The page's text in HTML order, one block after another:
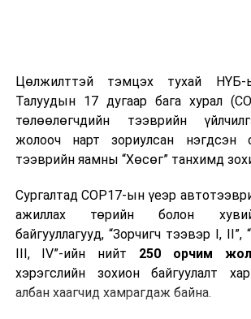
Цөлжилттэй тэмцэх тухай
Талуудын 17 дугаар бага хурал
төлөөлөгчдийн тээврийн
жолооч нарт зориулсан нэгдсэн
тээврийн яамны “Хөсөг” танхимд
Сургалтад COP17-ын үеэр
ажиллах төрийн болон
байгууллагууд, “Зорчигч тээвэр I, II”,
III, IV”-ийн нийт 250 орчим
хэрэгслийн зохион байгуулалт
албан хаагчид хамрагдаж байна.